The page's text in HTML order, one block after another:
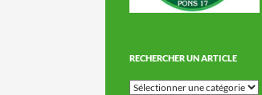
RECHERCHER UN ARTICLE
Rechercher